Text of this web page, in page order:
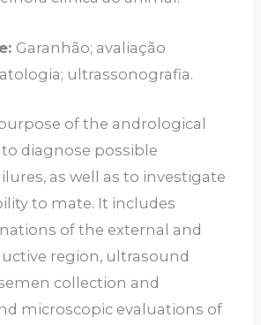
Garanhão; avaliação
ultrassonografia.
of the andrological
diagnose possible
as well as to investigate
to mate. It includes
of the external and
region, ultrasound
collection and
microscopic evaluations of